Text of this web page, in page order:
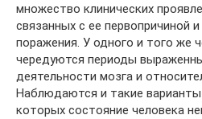
множество клинических
связанных с ее первопричиной
поражения. У одного и того же
чередуются периоды
деятельности мозга и
Наблюдаются и такие варианты
которых состояние человека